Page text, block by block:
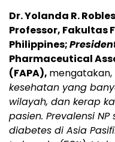
Dr. Yolanda R.
Professor, Fakultas
Philippines;
Pharmaceutical
(FAPA), mengatakan,
kesehatan yang
wilayah, dan kerap
pasien. Prevalensi
diabetes di Asia